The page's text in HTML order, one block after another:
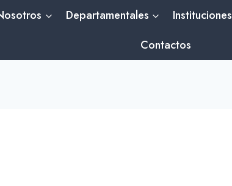
Departamentales Instituciones
Contactos